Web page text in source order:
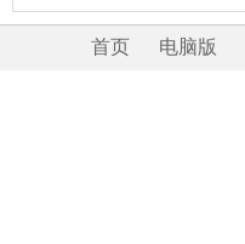
首页 电脑版